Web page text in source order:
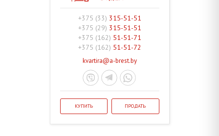
+375 (33) 315-51-51
+375 (29) 315-51-51
+375 (162) 51-51-71
+375 (162) 51-51-72
kvartira@a-brest.by
КУПИТЬ ПРОДАТЬ